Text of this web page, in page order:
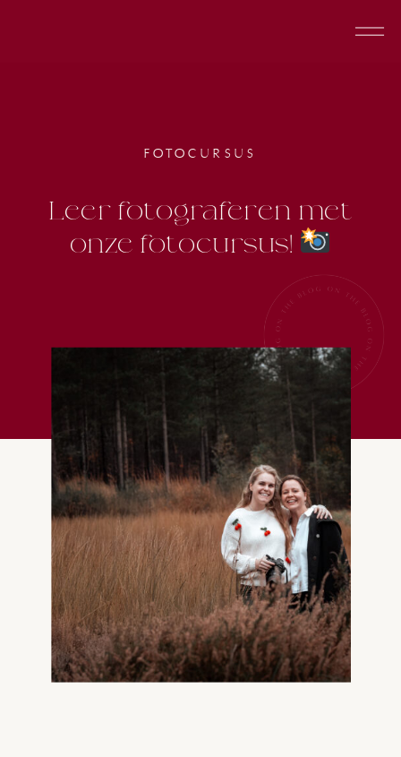
Leer fotograferen met
onze fotocursus!
FOTOCURSUS